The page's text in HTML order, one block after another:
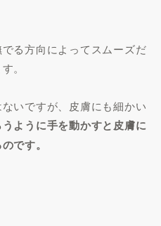
る方向によってスムーズだ
。
いですが、皮膚にも細かい
ように手を動かすと皮膚に
です。